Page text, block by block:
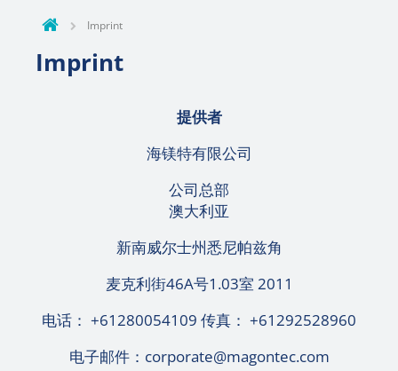
Imprint
Imprint
提供者
海镁特有限公司
公司总部
澳大利亚
新南威尔士州悉尼帕兹角
麦克利街46A号1.03室 2011
电话： +61280054109 传真： +61292528960
电子邮件： corporate@magontec.com